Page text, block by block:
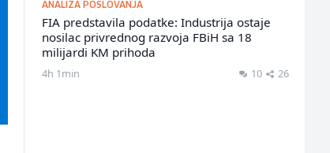
ANALIZA POSLOVANJA
FIA predstavila podatke: Industrija ostaje
nosilac privrednog razvoja FBiH sa 18
milijardi KM prihoda
4h 1min 10 26